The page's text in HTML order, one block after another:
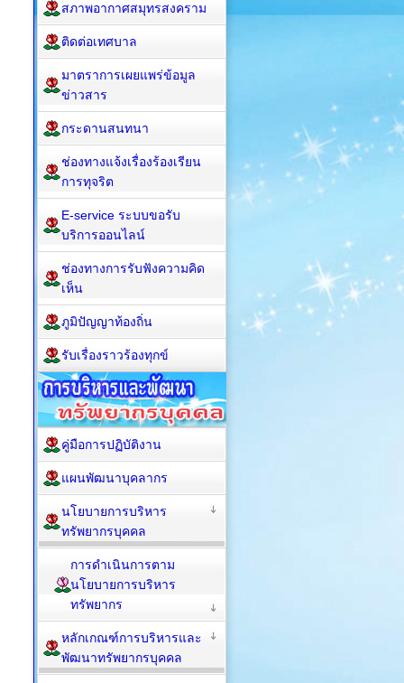
สภาพอากาศสมุทรสงคราม
ติดต่อเทศบาล
มาตราการเผยแพร่ข้อมูล
ข่าวสาร
กระดานสนทนา
ช่องทางแจ้งเรื่องร้องเรียน
การทุจริต
E-service ระบบขอรับ
บริการออนไลน์
ช่องทางการรับฟังความคิด
เห็น
ภูมิปัญญาท้องถิ่น
รับเรื่องราวร้องทุกข์
คู่มือการปฏิบัติงาน
แผนพัฒนาบุคลากร
นโยบายการบริหาร
ทรัพยากรบุคคล
การดำเนินการตาม
นโยบายการบริหาร
ทรัพยากร
หลักเกณฑ์การบริหารและ
พัฒนาทรัพยากรบุคคล